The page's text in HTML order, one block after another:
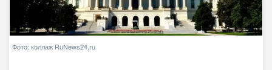
Фото: коллаж RuNews24.ru